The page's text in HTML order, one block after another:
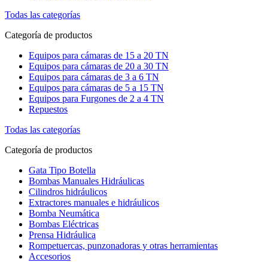
Todas las categorías
Categoría de productos
Equipos para cámaras de 15 a 20 TN
Equipos para cámaras de 20 a 30 TN
Equipos para cámaras de 3 a 6 TN
Equipos para cámaras de 5 a 15 TN
Equipos para Furgones de 2 a 4 TN
Repuestos
Todas las categorías
Categoría de productos
Gata Tipo Botella
Bombas Manuales Hidráulicas
Cilindros hidráulicos
Extractores manuales e hidráulicos
Bomba Neumática
Bombas Eléctricas
Prensa Hidráulica
Rompetuercas, punzonadoras y otras herramientas
Accesorios